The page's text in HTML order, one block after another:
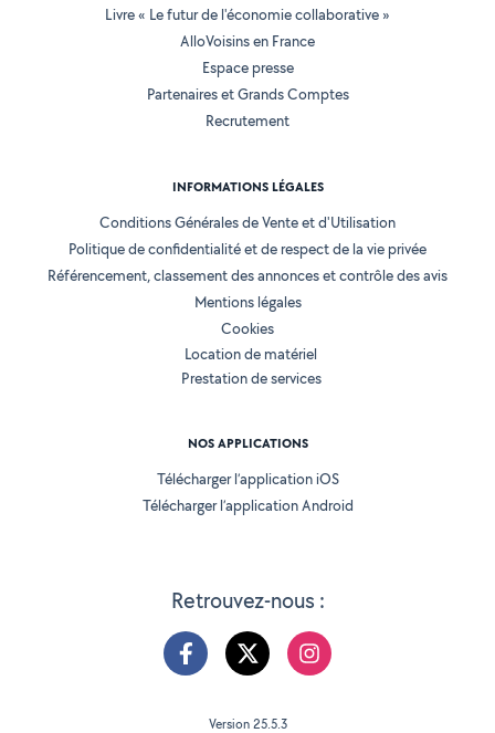
Retrouvez-nous :
Livre « Le futur de l'économie collaborative »
AlloVoisins en France
Espace presse
Partenaires et Grands Comptes
Recrutement
INFORMATIONS LÉGALES
Conditions Générales de Vente et d'Utilisation
Politique de confidentialité et de respect de la vie privée
Référencement, classement des annonces et contrôle des avis
Mentions légales
Cookies
Location de matériel
Prestation de services
NOS APPLICATIONS
Télécharger l’application iOS
Télécharger l’application Android
Version 25.5.3